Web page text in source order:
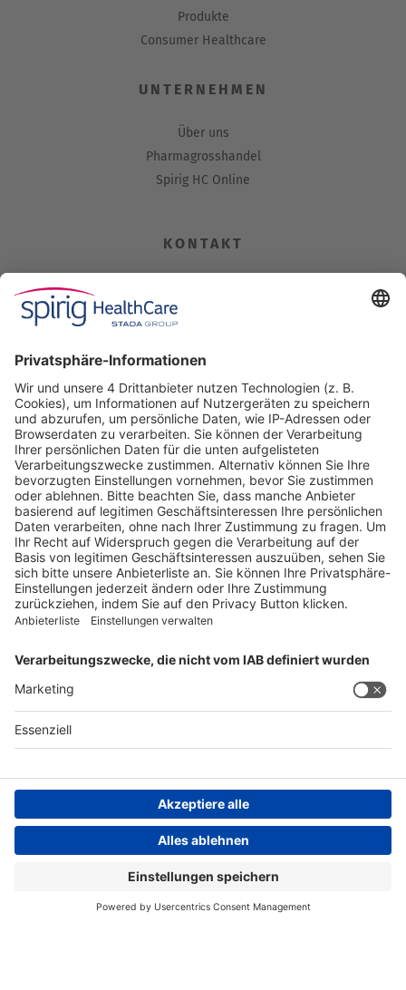
Produkte
Consumer Healthcare
UNTERNEHMEN
Über uns
Pharmagrosshandel
Spirig HC Online
KONTAKT
Industriestrasse 30
CH-4622 Egerkingen
Tel. +41 62 388 85 00
info@spirig-healthcare.ch
Pharmakovigilanz
Für Meldungen von unerwünschten Arzneimittelwirkungen zu
einem Medikament von Spirig HealthCare AG
Tel. +41 62 388 85 88
pharmacovigilance@spirig-healthcare.ch
FOLGEN SIE UNS
AGB
Datenschutzhinweis
Compliance